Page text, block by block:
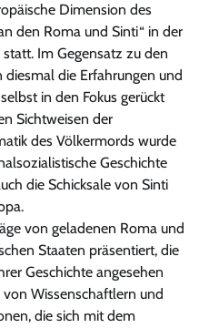
Dimension des
den Roma und Sinti“ in der
Im Gegensatz zu den
die Erfahrungen und
in den Fokus gerückt
Sichtweisen der
des Völkermords wurde
Geschichte
die Schicksale von Sinti
von geladenen Roma und
Staaten präsentiert, die
Geschichte angesehen
Wissenschaftlern und
die sich mit dem